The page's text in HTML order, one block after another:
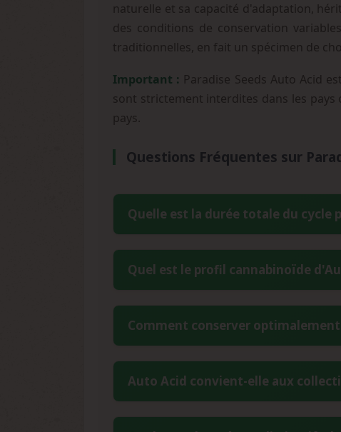
naturelle et sa capacité d'adaptation,
des conditions de conservation
traditionnelles, en fait un spécimen de
Important : Paradise Seeds Auto Acid
sont strictement interdites dans les
pays.
Questions Fréquentes sur
Quelle est la durée totale du cycle
héritage Ruderalis qui permet une
Quel est le profil cannabinoïde
reflète l'héritage génétique de la lignée
Comment conserver optimalement
de la lumière directe. Un taux d'humidité
Auto Acid convient-elle aux